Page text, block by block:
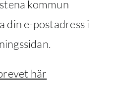
kommun
din e-postadress i
här